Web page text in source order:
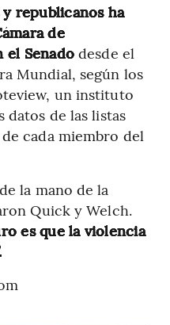
republicanos ha
de
el Senado desde el
Mundial, según los
un instituto
datos de las listas
cada miembro del
la mano de la
Quick y Welch.
es que la violencia